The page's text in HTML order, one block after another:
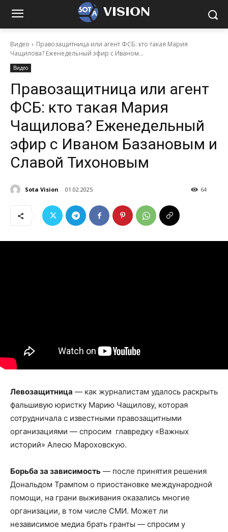
VISION
Видео
Правозащитница или агент ФСБ: кто такая Мария
Чащилова? Еженедельный эфир с Иваном...
Видео
Правозащитница или агент
ФСБ: кто такая Мария
Чащилова? Еженедельный
эфир с Иваном Базановым и
Славой Тихоновым
Sota Vision 01.02.2025 64
Левозащитница — как журналистам удалось раскрыть
фальшивую юристку Марию Чащилову, которая
сотрудничала с известными правозащитными
организациями — спросим главредку «Важных
историй» Алесю Мароховскую.
Борьба за зависимость — после принятия решения
Дональдом Трампом о приостановке международной
помощи, на грани выживания оказались многие
организации, в том числе СМИ. Может ли
независимое медиа брать гранты — спросим у